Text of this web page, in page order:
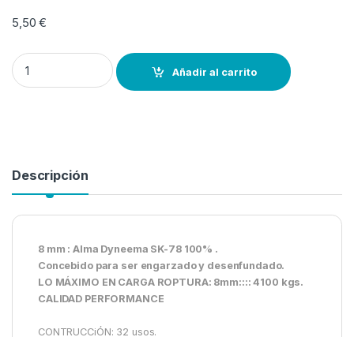
5,50€
Dyneema®SK78.–Alma 100%--CR:4100kg–-- 8 mm quantity
Añadir al carrito
Descripción
8 mm : Alma Dyneema SK-78 100% .
Concebido para ser engarzado y desenfundado.
LO MÁXIMO EN CARGA ROPTURA: 8mm:::: 4100 kgs.
CALIDAD PERFORMANCE
CONTRUCCiÓN: 32 usos.